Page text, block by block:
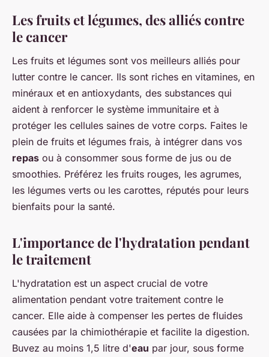
Les fruits et légumes, des alliés contre
le cancer
Les fruits et légumes sont vos meilleurs alliés pour
lutter contre le cancer. Ils sont riches en vitamines, en
minéraux et en antioxydants, des substances qui
aident à renforcer le système immunitaire et à
protéger les cellules saines de votre corps. Faites le
plein de fruits et légumes frais, à intégrer dans vos
repas ou à consommer sous forme de jus ou de
smoothies. Préférez les fruits rouges, les agrumes,
les légumes verts ou les carottes, réputés pour leurs
bienfaits pour la santé.
L'importance de l'hydratation pendant
le traitement
L'hydratation est un aspect crucial de votre
alimentation pendant votre traitement contre le
cancer. Elle aide à compenser les pertes de fluides
causées par la chimiothérapie et facilite la digestion.
Buvez au moins 1,5 litre d'eau par jour, sous forme